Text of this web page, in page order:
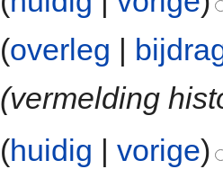
(overleg |
(vermelding
(huidig |vorige)